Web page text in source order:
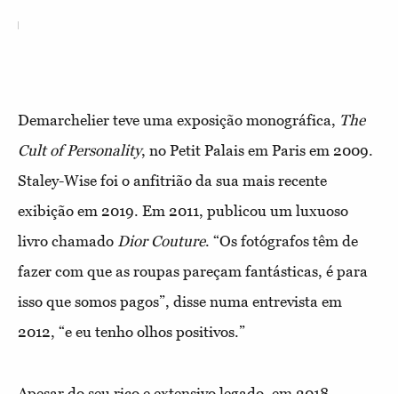
Demarchelier teve uma exposição monográfica, The
Cult of Personality, no Petit Palais em Paris em 2009.
Staley-Wise foi o anfitrião da sua mais recente
exibição em 2019. Em 2011, publicou um luxuoso
livro chamado Dior Couture. “Os fotógrafos têm de
fazer com que as roupas pareçam fantásticas, é para
isso que somos pagos”, disse numa entrevista em
2012, “e eu tenho olhos positivos.”